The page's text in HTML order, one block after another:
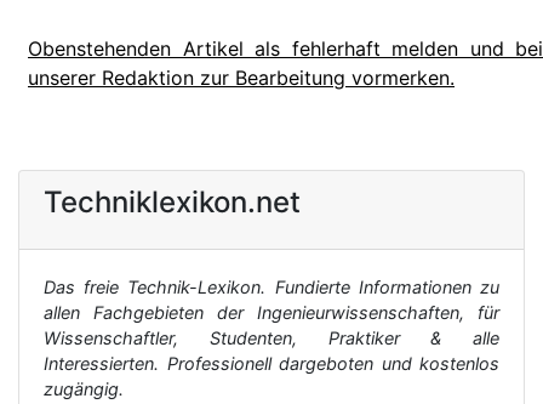
Obenstehenden Artikel als fehlerhaft melden und bei
unserer Redaktion zur Bearbeitung vormerken.
Techniklexikon.net
Das freie Technik-Lexikon. Fundierte Informationen zu
allen Fachgebieten der Ingenieurwissenschaften, für
Wissenschaftler, Studenten, Praktiker & alle
Interessierten. Professionell dargeboten und kostenlos
zugängig.